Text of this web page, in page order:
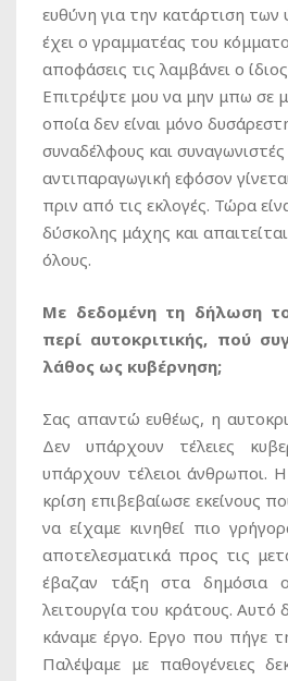
ευθύνη για την κατάρτιση
έχει ο γραμματέας του
αποφάσεις τις λαμβάνει ο
Επιτρέψτε μου να μην μπω σε
οποία δεν είναι μόνο
συναδέλφους και συναγωνιστές
αντιπαραγωγική εφόσον
πριν από τις εκλογές. Τώρα
δύσκολης μάχης και
όλους.
Με δεδομένη τη δήλωση
περί αυτοκριτικής, πού
λάθος ως κυβέρνηση;
Σας απαντώ ευθέως, η
Δεν υπάρχουν τέλειες
υπάρχουν τέλειοι άνθρωποι. Η
κρίση επιβεβαίωσε εκείνους
να είχαμε κινηθεί πιο
αποτελεσματικά προς τις
έβαζαν τάξη στα δημόσια
λειτουργία του κράτους. Αυτό
κάναμε έργο. Εργο που πήγε
Παλέψαμε με παθογένειες